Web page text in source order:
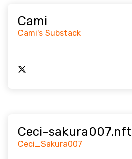
Cami
Cami's Substack
Ceci-sakura007.nft
Ceci_Sakura007